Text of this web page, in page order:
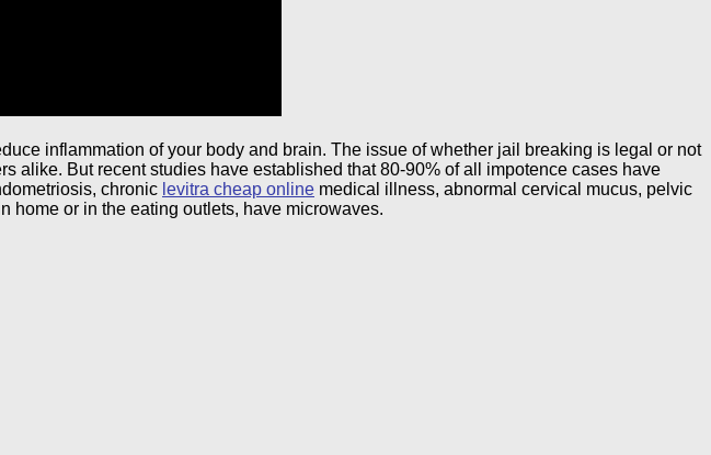
inflammation of your body and brain. The issue of whether jail breaking is legal or not
alike. But recent studies have established that 80-90% of all impotence cases have
chronic levitra cheap online medical illness, abnormal cervical mucus, pelvic
home or in the eating outlets, have microwaves.